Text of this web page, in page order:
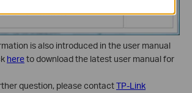
is also introduced in the user manual
hereto download the latest user manual for
question, please contactTP-Link